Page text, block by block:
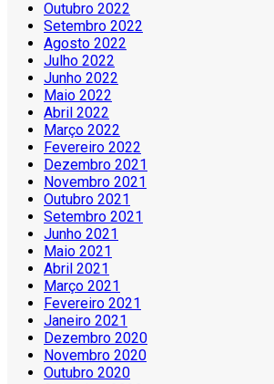
Outubro 2022
Setembro 2022
Agosto 2022
Julho 2022
Junho 2022
Maio 2022
Abril 2022
Março 2022
Fevereiro 2022
Dezembro 2021
Novembro 2021
Outubro 2021
Setembro 2021
Junho 2021
Maio 2021
Abril 2021
Março 2021
Fevereiro 2021
Janeiro 2021
Dezembro 2020
Novembro 2020
Outubro 2020